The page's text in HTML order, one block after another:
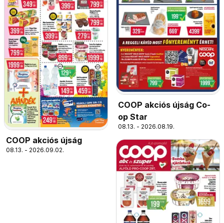
COOP akciós újság
08.13. - 2026.09.02.
COOP akciós újság Co-
op Star
08.13. - 2026.08.19.